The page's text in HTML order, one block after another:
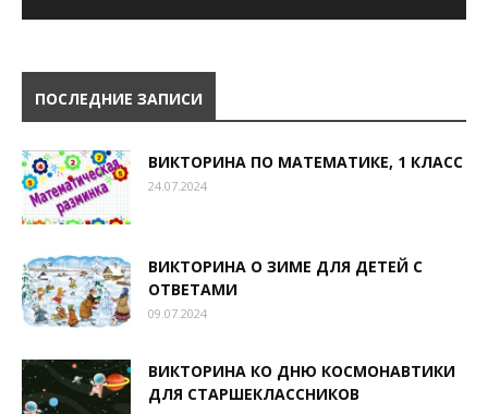
ПОСЛЕДНИЕ ЗАПИСИ
ВИКТОРИНА ПО МАТЕМАТИКЕ, 1 КЛАСС
24.07.2024
ВИКТОРИНА О ЗИМЕ ДЛЯ ДЕТЕЙ С
ОТВЕТАМИ
09.07.2024
ВИКТОРИНА КО ДНЮ КОСМОНАВТИКИ
ДЛЯ СТАРШЕКЛАССНИКОВ